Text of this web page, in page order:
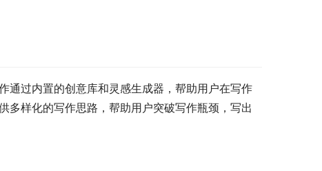
通过内置的创意库和灵感生成器，帮助用户在写作
多样化的写作思路，帮助用户突破写作瓶颈，写出